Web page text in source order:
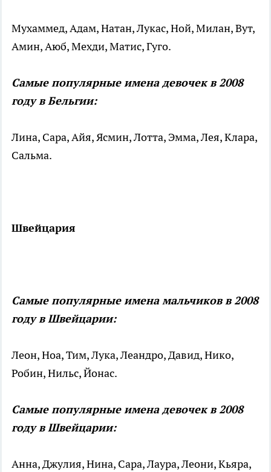
Мухаммед, Адам, Натан, Лукас, Ной, Милан, Вут,
Амин, Аюб, Мехди, Матис, Гуго.
Самые популярные имена девочек в 2008
году в Бельгии:
Лина, Сара, Айя, Ясмин, Лотта, Эмма, Лея, Клара,
Сальма.
Швейцария
Самые популярные имена мальчиков в 2008
году в Швейцарии:
Леон, Ноа, Тим, Лука, Леандро, Давид, Нико,
Робин, Нильс, Йонас.
Самые популярные имена девочек в 2008
году в Швейцарии:
Анна, Джулия, Нина, Сара, Лаура, Леони, Кьяра,